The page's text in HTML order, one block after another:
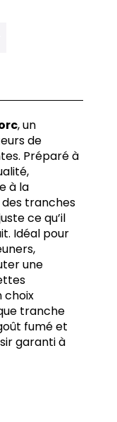
, un
de
Préparé à
à la
tranches
ce qu’il
Idéal pour
une
choix
tranche
fumé et
garanti à